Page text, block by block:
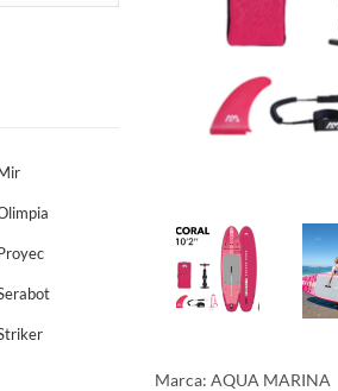
Marca: AQUA MARINA